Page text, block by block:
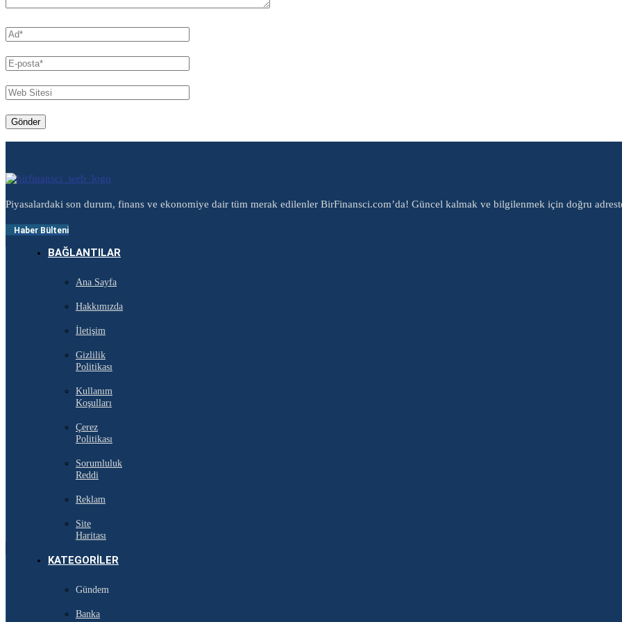
Piyasalardaki son durum, finans ve ekonomiye dair tüm merak edilenler BirFinansci.com’da! Güncel kalmak ve bilgilenmek için doğru
Haber Bülteni
BAĞLANTILAR
Ana Sayfa
Hakkımızda
İletişim
Gizlilik
Politikası
Kullanım
Koşulları
Çerez
Politikası
Sorumluluk
Reddi
Reklam
Site
Haritası
KATEGORILER
Gündem
Banka